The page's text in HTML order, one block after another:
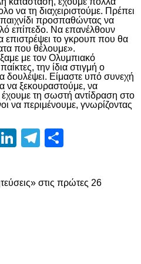
να τη διαχειριστούμε. Πρέπει
παιχνίδι προσπαθώντας να
επίπεδο. Να επανέλθουν
επιστρέψει το γκρουπ που θα
που θέλουμε».
με τον Ολυμπιακό
την ίδια στιγμή ο
δουλέψει. Είμαστε υπό συνεχή
να ξεκουραστούμε, να
τη σωστή αντίδραση στο
να περιμένουμε, γνωρίζοντας
LinkedIn
Telegram
στις πρώτες 26